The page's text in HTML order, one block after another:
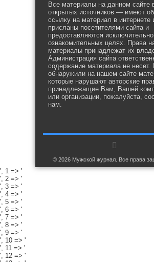
Все материалы на данном сайте
открытых источников — имеют
ссылку на материал в интернете
присланы посетителями сайта и
предоставляются
ознакомительных целях. Права
материалы принадлежат их
Администрация сайта
содержание материала не
обнаружили на нашем сайте
которые нарушают авторские
принадлежащие Вам, Вашей
или организации, пожалуйста,
нам.
© 2026 Мужской журнал. Все права
', 1 => '
', 2 => '
', 3 => '
', 4 => '
', 5 => '
', 6 => '
', 7 => '
', 8 => '
', 9 => '
', 10 => '
', 11 => '
', 12 => '